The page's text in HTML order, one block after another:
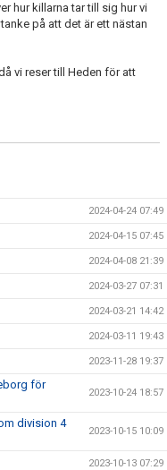
hur killarna tar till sig hur vi
på att det är ett nästan
vi reser till Heden för att
2024-04-24 07:49
2024-04-15 07:45
2024-04-08 21:39
2024-03-27 07:31
2024-03-21 14:42
2024-03-11 19:43
2023-11-28 19:37
för
2023-10-24 18:57
division 4
2023-10-15 10:09
2023-10-13 07:29